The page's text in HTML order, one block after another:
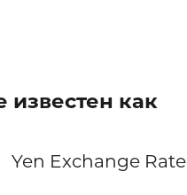
известен как
Yen Exchange Rate